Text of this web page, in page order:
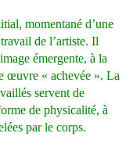
momentané d’une
de l’artiste. Il
émergente, à la
œuvre « achevée ». La
servent de
de physicalité, à
par le corps.